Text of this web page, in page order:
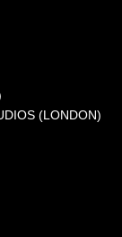
(LONDON)